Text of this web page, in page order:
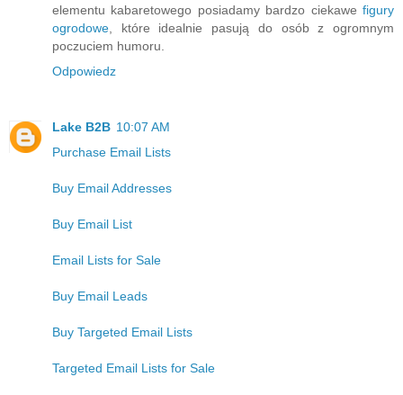
elementu kabaretowego posiadamy bardzo ciekawe figury
ogrodowe , które idealnie pasują do osób z ogromnym
poczuciem humoru.
Odpowiedz
Lake B2B 10:07 AM
Purchase Email Lists
Buy Email Addresses
Buy Email List
Email Lists for Sale
Buy Email Leads
Buy Targeted Email Lists
Targeted Email Lists for Sale